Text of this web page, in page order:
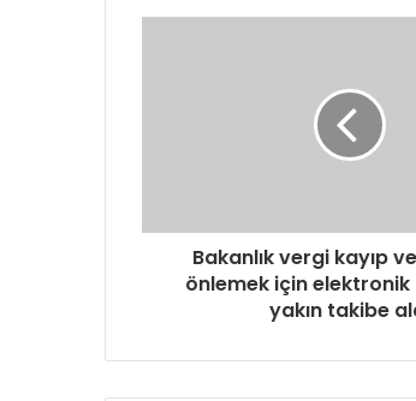
Bakanlık vergi kayıp
önlemek için
yakın takibe